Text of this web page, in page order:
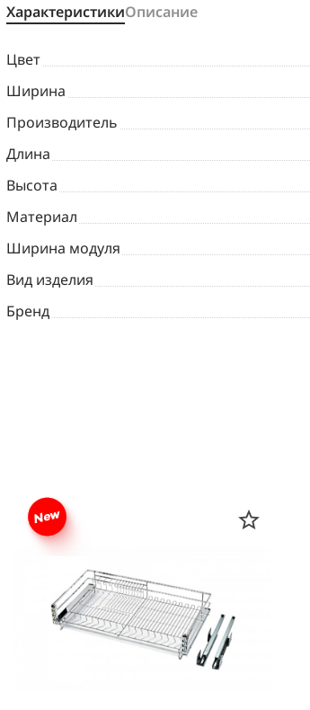
ХарактеристикиОписание
Цвет
Ширина
Производитель
Длина
Высота
Материал
Ширина модуля
Вид изделия
Бренд